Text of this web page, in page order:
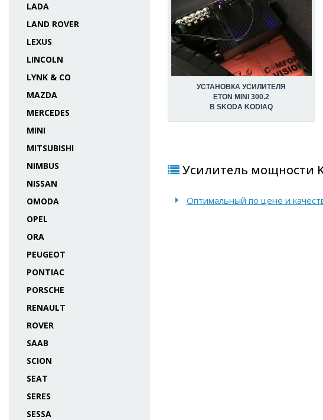
LADA
LAND ROVER
LEXUS
LINCOLN
LYNK & CO
MAZDA
MERCEDES
MINI
MITSUBISHI
NIMBUS
NISSAN
OMODA
OPEL
ORA
PEUGEOT
PONTIAC
PORSCHE
RENAULT
ROVER
SAAB
SCION
SEAT
SERES
SESSA
УСТАНОВКА УСИЛИТЕЛЯ
ETON MINI 300.2
В SKODA KODIAQ
Усилитель мощности
Оптимальный по цене и